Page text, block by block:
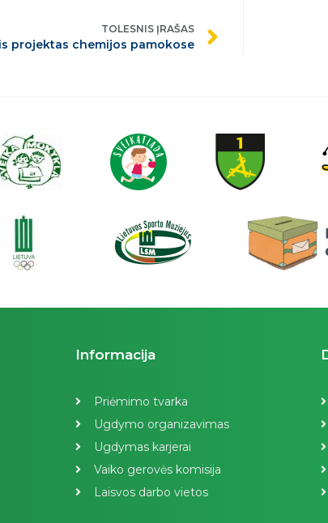
TOLESNIS ĮRAŠAS
projektas chemijos pamokose
Informacija
Priėmimo tvarka
Ugdymo organizavimas
Ugdymas karjerai
Vaiko gerovės komisija
Laisvos darbo vietos